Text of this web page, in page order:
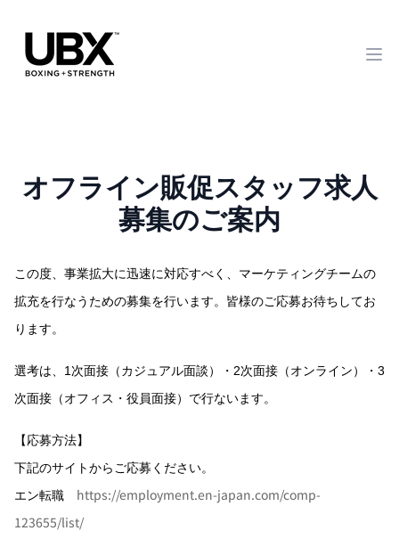
オフライン販促スタッフ求人
募集のご案内
この度、事業拡大に迅速に対応すべく、マーケティングチームの
拡充を行なうための募集を行います。皆様のご応募お待ちしてお
ります。
選考は、1次面接（カジュアル面談）・2次面接（オンライン）・3
次面接（オフィス・役員面接）で行ないます。
【応募方法】
下記のサイトからご応募ください。
エン転職 https://employment.en-japan.com/comp-
123655/list/